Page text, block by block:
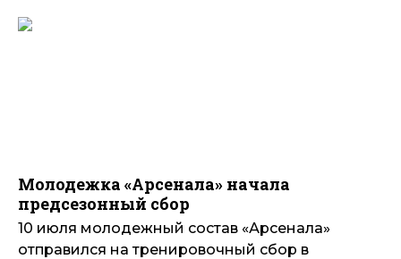
Молодежка «Арсенала» начала
предсезонный сбор
10 июля молодежный состав «Арсенала»
отправился на тренировочный сбор в